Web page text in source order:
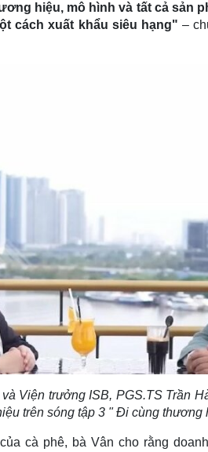
hiệu, mô hình và tất cả sản
cách xuất khẩu siêu hạng" –
Viện trưởng ISB, PGS.TS Trần
trên sóng tập 3 " Đi cùng thương
cà phê, bà Vân cho rằng